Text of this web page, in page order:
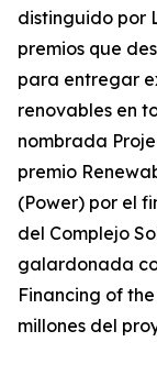
distinguido por
premios que
para entregar
renovables en
nombrada
premio
(Power) por el
del Complejo
galardonada
Financing of
millones del